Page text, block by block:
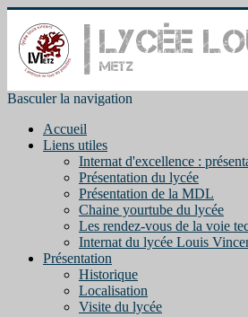
Basculer la navigation
Accueil
Liens utiles
Internat d'excellence :
Présentation du lycée
Présentation de la MDL
Chaine yourtube du lycée
Les rendez-vous de la voie
Internat du lycée Louis
Présentation
Historique
Localisation
Visite du lycée